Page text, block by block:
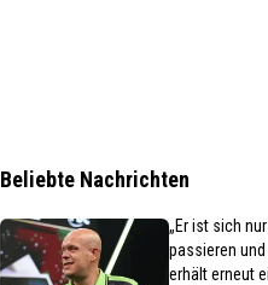
Beliebte Nachrichten
„Er ist sich
passieren
erhält erneut